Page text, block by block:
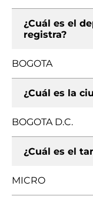
¿Cuál es el
registra?
BOGOTA
¿Cuál es la
BOGOTA D.C.
¿Cuál es el
MICRO